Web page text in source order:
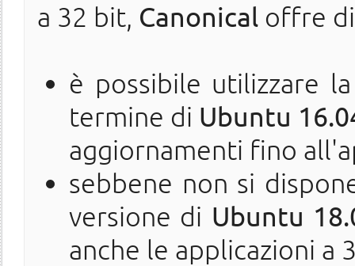
a 32 bit, Canonical offre
è possibile utilizzare
termine di Ubuntu
aggiornamenti fino
sebbene non si
versione di Ubuntu
anche le applicazioni a